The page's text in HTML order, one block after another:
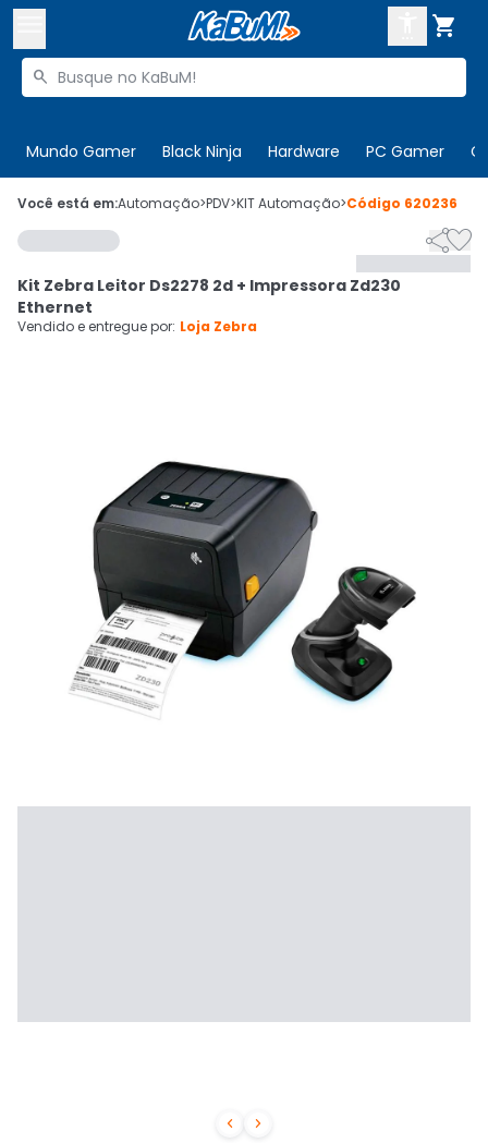

Buscar produtos

Mundo Gamer Black Ninja Hardware PC Gamer
 Olá. Acesse sua conta
 Departamentos
Cupons
CADASTRE-SE
Você está em:Automação>PDV>KIT Automação>Código 620236
 

Kit Zebra Leitor Ds2278 2d + Impressora Zd230
Ethernet
Vendido e entregue por: Loja Zebra